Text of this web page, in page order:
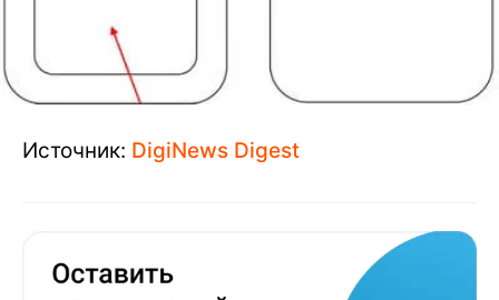
Источник: DigiNews Digest